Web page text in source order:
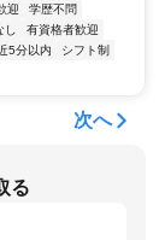
迎
学歴不問
有資格者歓迎
5分以内
シフト制
次へ
る